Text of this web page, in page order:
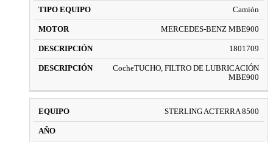
Camión
MERCEDES-BENZ MBE900
1801709
CocheTUCHO, FILTRO DE LUBRICACIÓN
MBE900
STERLING ACTERRA 8500